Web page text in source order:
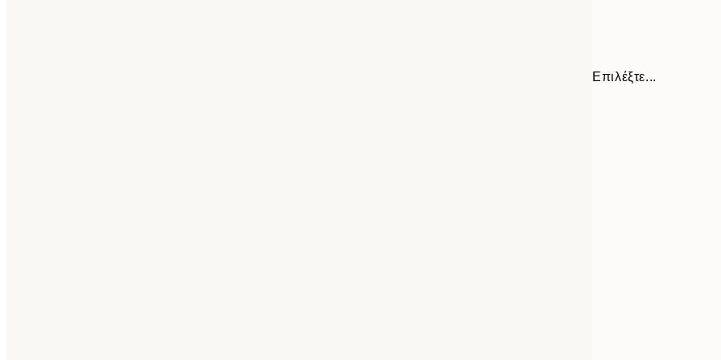
Επιλέξτε...